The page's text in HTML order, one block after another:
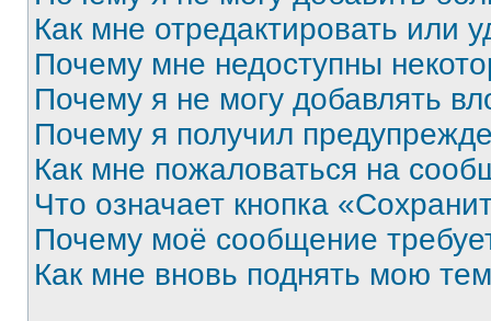
Как мне отредактировать или
Почему мне недоступны
Почему я не могу добавлять
Почему я получил
Как мне пожаловаться на
Что означает кнопка
Почему моё сообщение
Как мне вновь поднять мою